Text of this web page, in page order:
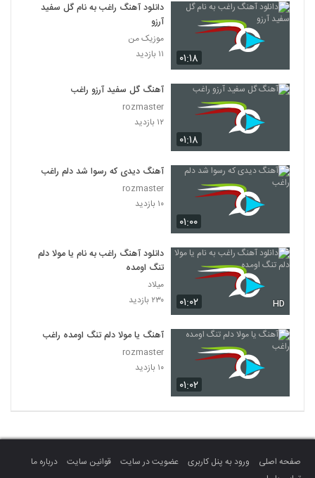
۰۱:۱۸
دانلود آهنگ راغب به نام گل سفید
آرزو
موزیک من
۱۱ بازدید
۰۱:۱۸
آهنگ گل سفید آرزو راغب
rozmaster
۱۲ بازدید
۰۱:۰۰
آهنگ دیدی که رسوا شد دلم راغب
rozmaster
۱۰ بازدید
۰۱:۰۲ HD
دانلود آهنگ راغب به نام یا مولا دلم
تنگ اومده
میلاد
۲۳۰ بازدید
۰۱:۰۲
آهنگ یا مولا دلم تنگ اومده راغب
rozmaster
۱۰ بازدید
صفحه اصلی ورود به پنل کاربری عضویت در سایت قوانین سایت
درباره ما